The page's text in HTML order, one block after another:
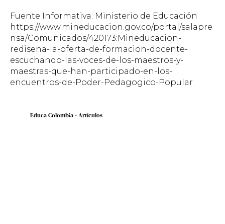
Fuente Informativa: Ministerio de Educación
https://www.mineducacion.gov.co/portal/salapre
nsa/Comunicados/420173:Mineducacion-
redisena-la-oferta-de-formacion-docente-
escuchando-las-voces-de-los-maestros-y-
maestras-que-han-participado-en-los-
encuentros-de-Poder-Pedagogico-Popular
Educa Colombia - Artículos